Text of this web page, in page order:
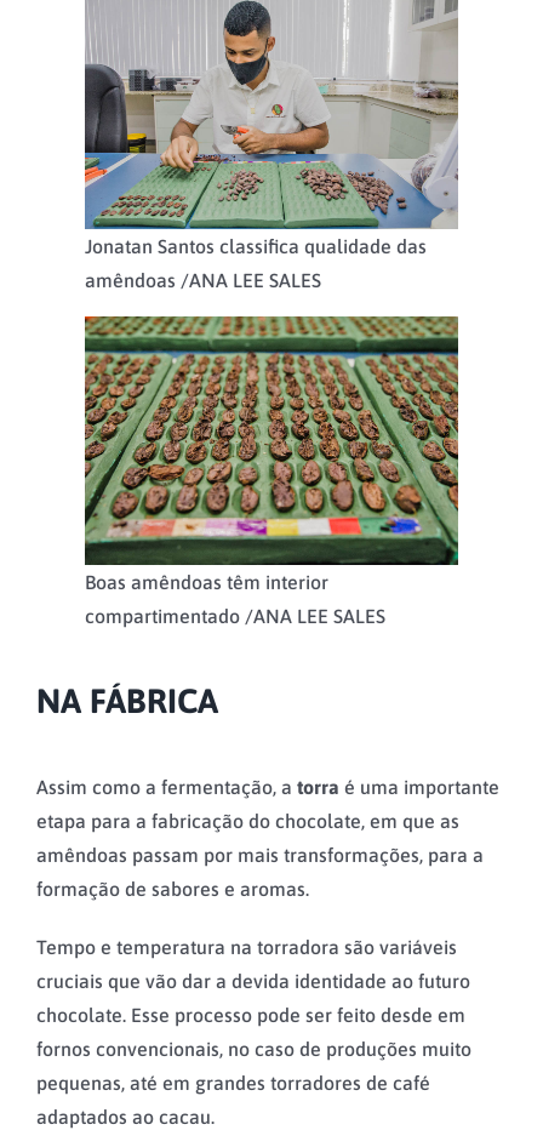
Jonatan Santos classifica qualidade das
amêndoas /ANA LEE SALES
Boas amêndoas têm interior
compartimentado /ANA LEE SALES
NA FÁBRICA
Assim como a fermentação, a torra é uma importante
etapa para a fabricação do chocolate, em que as
amêndoas passam por mais transformações, para a
formação de sabores e aromas.
Tempo e temperatura na torradora são variáveis
cruciais que vão dar a devida identidade ao futuro
chocolate. Esse processo pode ser feito desde em
fornos convencionais, no caso de produções muito
pequenas, até em grandes torradores de café
adaptados ao cacau.